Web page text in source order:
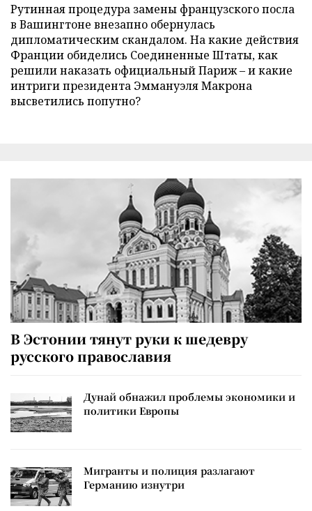
Рутинная процедура замены французского посла
в Вашингтоне внезапно обернулась
дипломатическим скандалом. На какие действия
Франции обиделись Соединенные Штаты, как
решили наказать официальный Париж – и какие
интриги президента Эммануэля Макрона
высветились попутно?
В Эстонии тянут руки к шедевру
русского православия
Дунай обнажил проблемы экономики и
политики Европы
Мигранты и полиция разлагают
Германию изнутри